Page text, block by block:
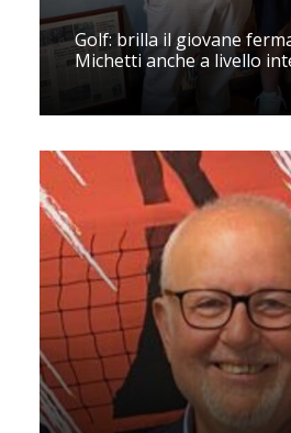
Golf: brilla il giovane
Michetti anche a livello